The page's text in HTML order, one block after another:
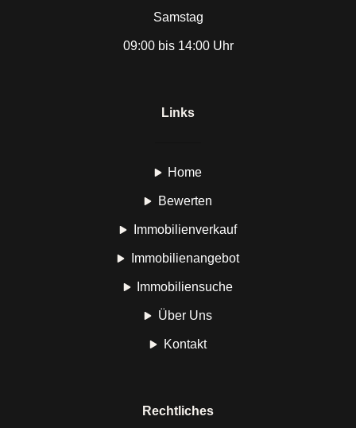
Samstag
09:00 bis 14:00 Uhr
Links
Home
Bewerten
Immobilienverkauf
Immobilienangebot
Immobiliensuche
Über Uns
Kontakt
Rechtliches